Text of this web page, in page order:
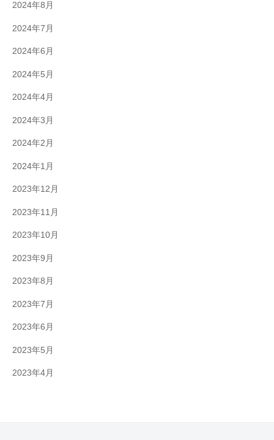
2024年8月
2024年7月
2024年6月
2024年5月
2024年4月
2024年3月
2024年2月
2024年1月
2023年12月
2023年11月
2023年10月
2023年9月
2023年8月
2023年7月
2023年6月
2023年5月
2023年4月